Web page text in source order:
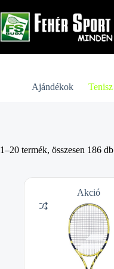
to
content
Ajándékok Tenisz
1–20 termék, összesen 186 db
Akció